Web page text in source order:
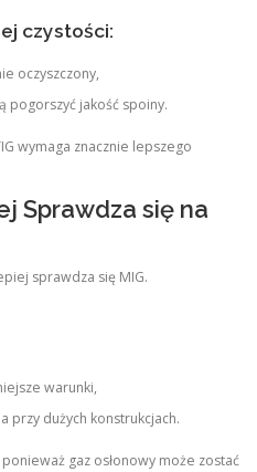
czystości:
oczyszczony,
pogorszyć jakość spoiny.
wymaga znacznie lepszego
Sprawdza się na
sprawdza się MIG.
warunki,
przy dużych konstrukcjach.
gaz osłonowy może zostać